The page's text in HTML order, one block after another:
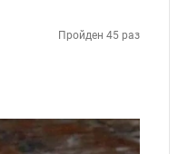
Пройден 45 раз